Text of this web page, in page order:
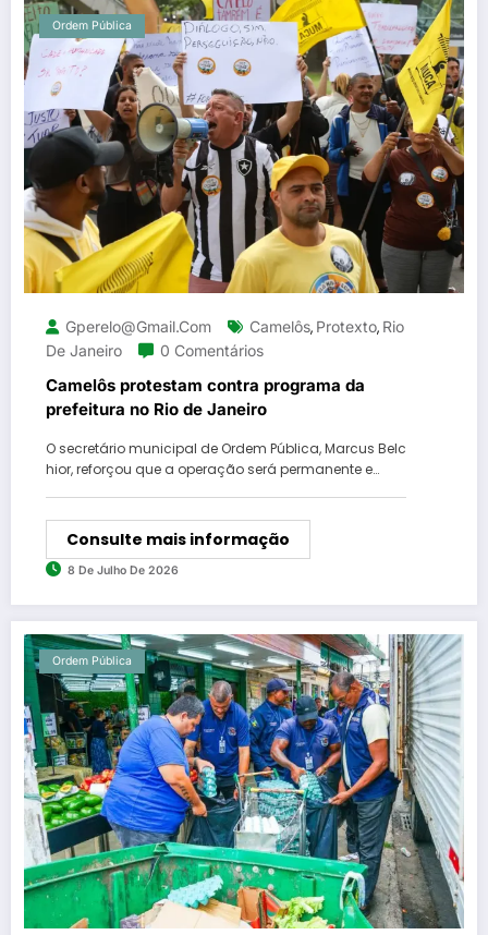
Ordem Pública
Gperelo@gmail.com Camelôs, Protexto, Rio
De Janeiro
0 Comentários
Camelôs protestam contra programa da
prefeitura no Rio de Janeiro
O secretário municipal de Ordem Pública, Marcus Belc
hior, reforçou que a operação será permanente e…
Consulte mais informação
8 De Julho De 2026
Ordem Pública